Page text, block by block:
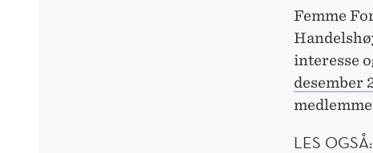
Femme
interesse
desember
LES OGSÅ: